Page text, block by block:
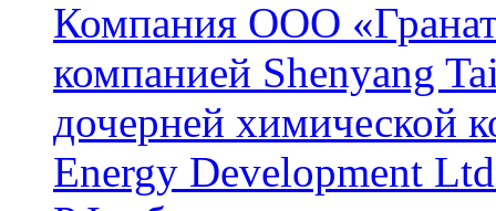
Компания ООО
компанией Shenyang
дочерней химической
Energy Development